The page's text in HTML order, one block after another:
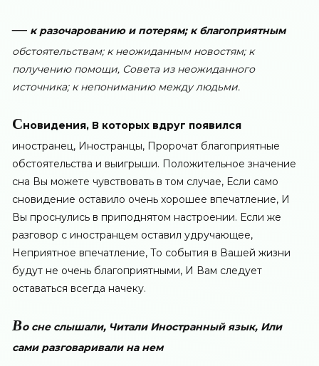
— к разочарованию и потерям; к благоприятным
обстоятельствам; к неожиданным новостям; к
получению помощи, Совета из неожиданного
источника; к непониманию между людьми.
Сновидения, В которых вдруг появился
иностранец, Иностранцы, Пророчат благоприятные
обстоятельства и выигрыши. Положительное значение
сна Вы можете чувствовать в том случае, Если само
сновидение оставило очень хорошее впечатление, И
Вы проснулись в приподнятом настроении. Если же
разговор с иностранцем оставил удручающее,
Неприятное впечатление, То события в Вашей жизни
будут не очень благоприятными, И Вам следует
оставаться всегда начеку.
Во сне слышали, Читали Иностранный язык, Или
сами разговаривали на нем